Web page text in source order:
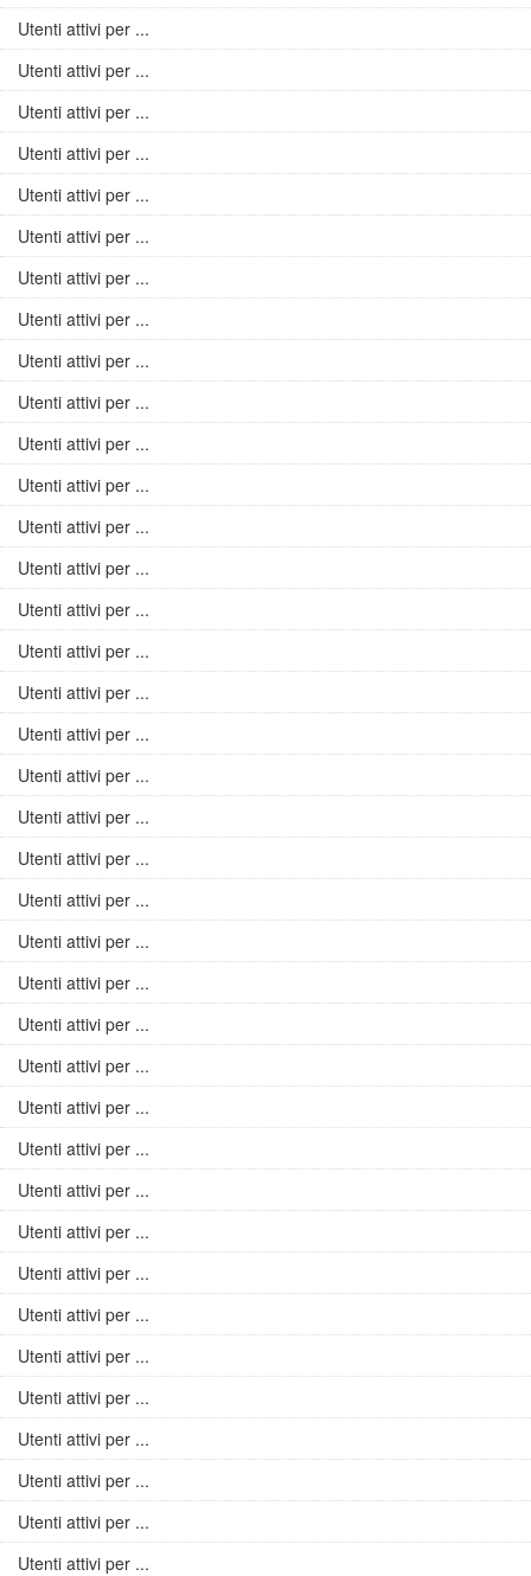
Utenti attivi per ...
Utenti attivi per ...
Utenti attivi per ...
Utenti attivi per ...
Utenti attivi per ...
Utenti attivi per ...
Utenti attivi per ...
Utenti attivi per ...
Utenti attivi per ...
Utenti attivi per ...
Utenti attivi per ...
Utenti attivi per ...
Utenti attivi per ...
Utenti attivi per ...
Utenti attivi per ...
Utenti attivi per ...
Utenti attivi per ...
Utenti attivi per ...
Utenti attivi per ...
Utenti attivi per ...
Utenti attivi per ...
Utenti attivi per ...
Utenti attivi per ...
Utenti attivi per ...
Utenti attivi per ...
Utenti attivi per ...
Utenti attivi per ...
Utenti attivi per ...
Utenti attivi per ...
Utenti attivi per ...
Utenti attivi per ...
Utenti attivi per ...
Utenti attivi per ...
Utenti attivi per ...
Utenti attivi per ...
Utenti attivi per ...
Utenti attivi per ...
Utenti attivi per ...